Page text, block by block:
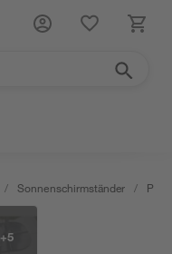
/ Sonnenschirmständer /
+5